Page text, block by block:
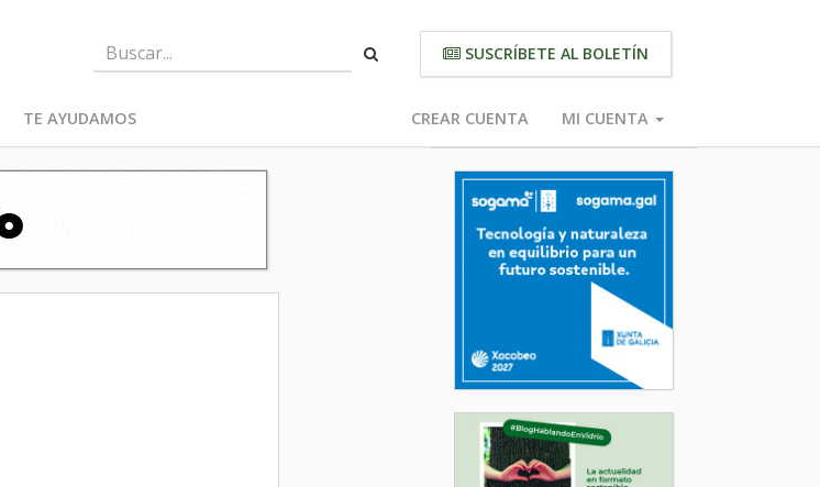
SUSCRÍBETE AL BOLETÍN
TE AYUDAMOS CREAR CUENTA MI CUENTA